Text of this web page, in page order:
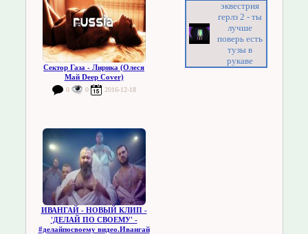
Сектор Газа - Лирика (Олеся
Май Deep Cover)
0 0 2016-12-18
ИВАНГАЙ - НОВЫЙ КЛИП -
'ДЕЛАЙ ПО СВОЕМУ' -
#делайпосвоему видео.Ивангай
эквестрия
герлз 2 - ты
лучше
поверь есть
тузы в
рукаве